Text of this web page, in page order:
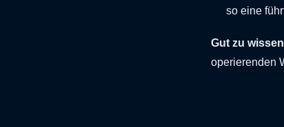
so eine
Gut zu
operierenden